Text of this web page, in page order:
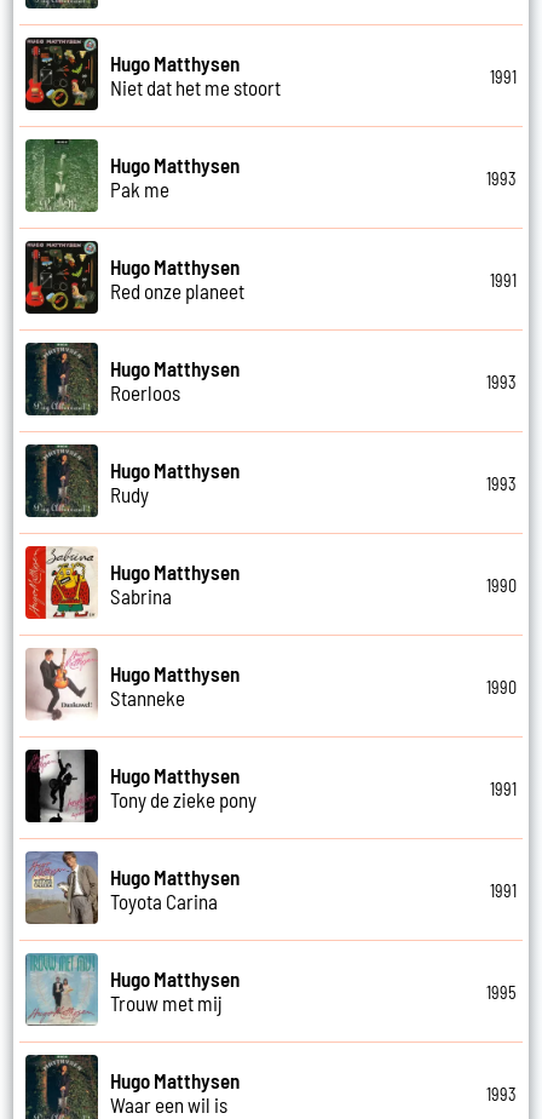
Hugo Matthysen
Niet dat het me stoort
1991
Hugo Matthysen
Pak me
1993
Hugo Matthysen
Red onze planeet
1991
Hugo Matthysen
Roerloos
1993
Hugo Matthysen
Rudy
1993
Hugo Matthysen
Sabrina
1990
Hugo Matthysen
Stanneke
1990
Hugo Matthysen
Tony de zieke pony
1991
Hugo Matthysen
Toyota Carina
1991
Hugo Matthysen
Trouw met mij
1995
Hugo Matthysen
Waar een wil is
1993